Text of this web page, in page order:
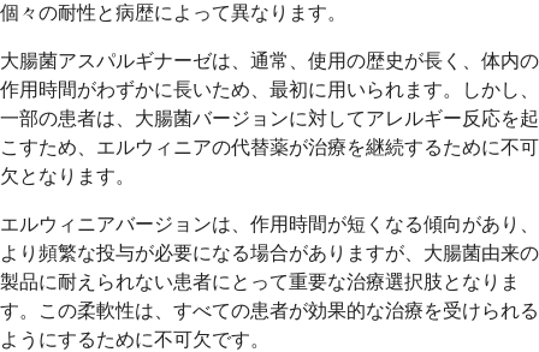
個々の耐性と病歴によって異なります。
大腸菌アスパルギナーゼは、通常、使用の歴史が長く、体内の
作用時間がわずかに長いため、最初に用いられます。しかし、
一部の患者は、大腸菌バージョンに対してアレルギー反応を起
こすため、エルウィニアの代替薬が治療を継続するために不可
欠となります。
エルウィニアバージョンは、作用時間が短くなる傾向があり、
より頻繁な投与が必要になる場合がありますが、大腸菌由来の
製品に耐えられない患者にとって重要な治療選択肢となりま
す。この柔軟性は、すべての患者が効果的な治療を受けられる
ようにするために不可欠です。